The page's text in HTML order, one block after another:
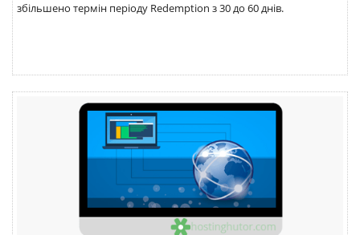
збільшено термін періоду Redemption з 30 до 60 днів.